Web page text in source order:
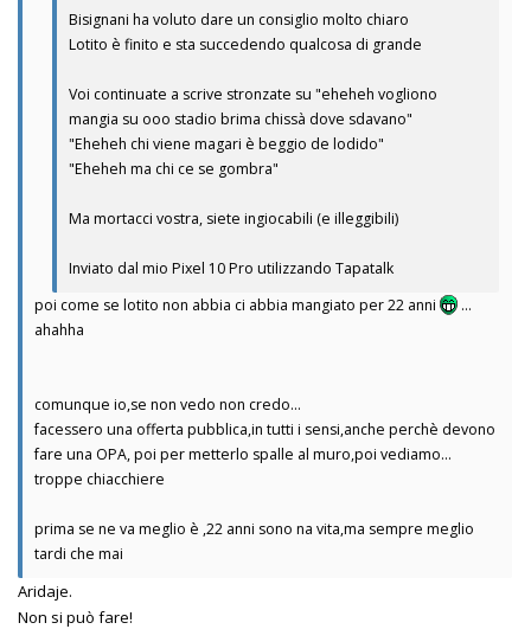
Bisignani ha voluto dare un consiglio molto chiaro
Lotito è finito e sta succedendo qualcosa di grande
Voi continuate a scrive stronzate su "eheheh vogliono
mangia su ooo stadio brima chissà dove sdavano"
"Eheheh chi viene magari è beggio de lodido"
"Eheheh ma chi ce se gombra"
Ma mortacci vostra, siete ingiocabili (e illeggibili)
Inviato dal mio Pixel 10 Pro utilizzando Tapatalk
poi come se lotito non abbia ci abbia mangiato per 22 anni
...
ahahha
comunque io,se non vedo non credo...
facessero una offerta pubblica,in tutti i sensi,anche perchè devono
fare una OPA, poi per metterlo spalle al muro,poi vediamo...
troppe chiacchiere
prima se ne va meglio è ,22 anni sono na vita,ma sempre meglio
tardi che mai
Aridaje.
Non si può fare!